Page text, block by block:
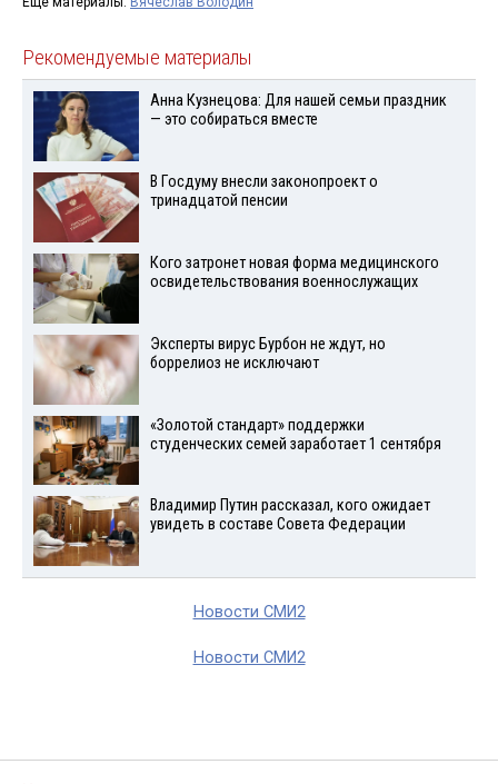
Рекомендуемые материалы
Анна Кузнецова: Для нашей семьи праздник
— это собираться вместе
В Госдуму внесли законопроект о
тринадцатой пенсии
Кого затронет новая форма медицинского
освидетельствования военнослужащих
Эксперты вирус Бурбон не ждут, но
боррелиоз не исключают
«Золотой стандарт» поддержки
студенческих семей заработает 1 сентября
Владимир Путин рассказал, кого ожидает
увидеть в составе Совета Федерации
Новости СМИ2
Новости СМИ2